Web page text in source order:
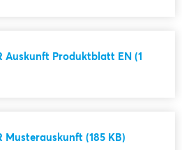
Auskunft Produktblatt EN (1
Musterauskunft (185 KB)